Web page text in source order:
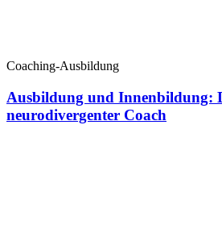
Coaching-Ausbildung
Ausbildung und Innenbildung:
neurodivergenter Coach